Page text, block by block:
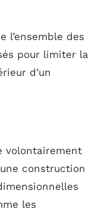
l’ensemble des
pour limiter la
d’un
volontairement
construction
les